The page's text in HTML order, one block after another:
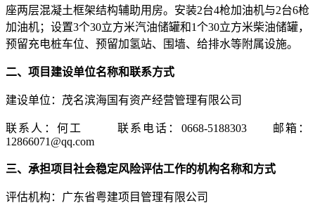
座两层混凝土框架结构辅助用房。安装2台4枪加油机与2台6枪
加油机；设置3个30立方米汽油储罐和1个30立方米柴油储罐，
预留充电桩车位、预留加氢站、围墙、给排水等附属设施。
二、项目建设单位名称和联系方式
建设单位： 茂名滨海国有资产经营管理有限公司
联系人： 何工 联系电话：0668-5188303 邮箱：
12866071@qq.com
三、承担项目社会稳定风险评估工作的机构名称和方式
评估机构： 广东省粤建项目管理有限公司